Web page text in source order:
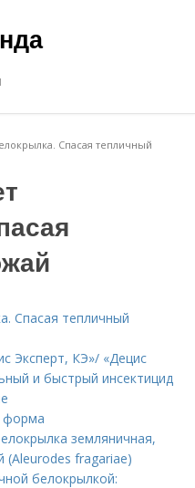
Спасая тепличный
Спасая тепличный
Эксперт, КЭ»/ «Децис
и быстрый инсектицид
форма
земляничная,
(Aleurodes fragariae)
белокрылкой: